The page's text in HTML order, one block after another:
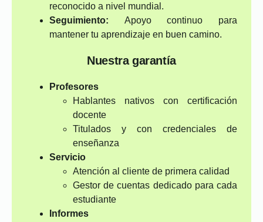
reconocido a nivel mundial.
Seguimiento: Apoyo continuo para
mantener tu aprendizaje en buen camino.
Nuestra garantía
Profesores
Hablantes nativos con certificación
docente
Titulados y con credenciales de
enseñanza
Servicio
Atención al cliente de primera calidad
Gestor de cuentas dedicado para cada
estudiante
Informes